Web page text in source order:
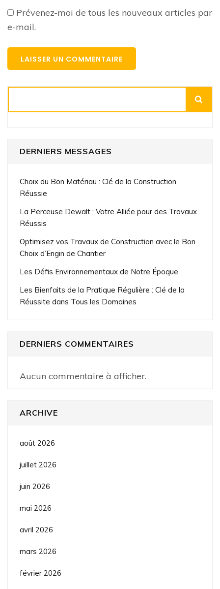
Prévenez-moi de tous les nouveaux articles par
e-mail.
DERNIERS MESSAGES
Choix du Bon Matériau : Clé de la Construction
Réussie
La Perceuse Dewalt : Votre Alliée pour des Travaux
Réussis
Optimisez vos Travaux de Construction avec le Bon
Choix d’Engin de Chantier
Les Défis Environnementaux de Notre Époque
Les Bienfaits de la Pratique Régulière : Clé de la
Réussite dans Tous les Domaines
DERNIERS COMMENTAIRES
Aucun commentaire à afficher.
ARCHIVE
août 2026
juillet 2026
juin 2026
mai 2026
avril 2026
mars 2026
février 2026